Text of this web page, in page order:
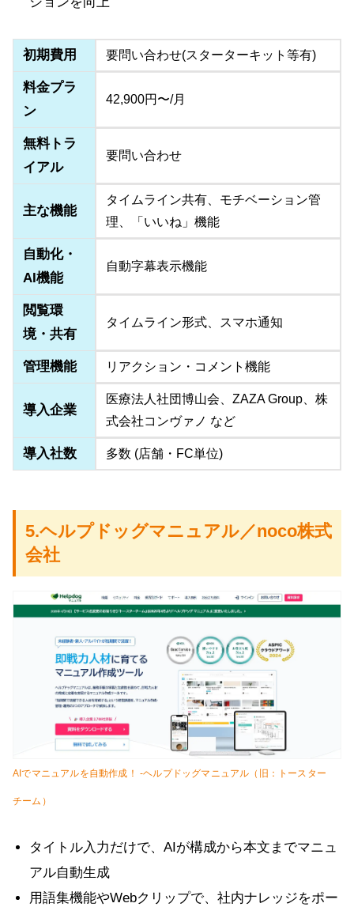
初期費用 要問い合わせ(スターターキット等有)
料金プラ
ン
42,900円〜/月
無料トラ
イアル
要問い合わせ
主な機能
タイムライン共有、モチベーション管
理、「いいね」機能
自動化・
AI機能
自動字幕表示機能
閲覧環
境・共有
タイムライン形式、スマホ通知
管理機能 リアクション・コメント機能
導入企業
医療法人社団博山会、ZAZA Group、株
式会社コンヴァノ など
導入社数 多数 (店舗・FC単位)
5.ヘルプドッグマニュアル／noco株式
会社
AIでマニュアルを自動作成！ -ヘルプドッグマニュアル（旧：トースター
チーム）
タイトル入力だけで、AIが構成から本文までマニュ
アル自動生成
用語集機能やWebクリップで、社内ナレッジをポー